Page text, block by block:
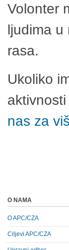
Volonter
ljudima u
rasa.
Ukoliko
nas za
O NAMA
O APC/CZA
Ciljevi APC/CZA